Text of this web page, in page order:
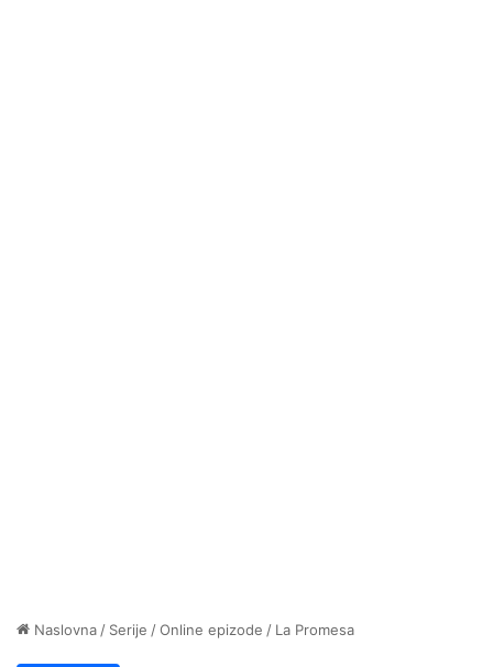
Naslovna / Serije /Online epizode / La Promesa